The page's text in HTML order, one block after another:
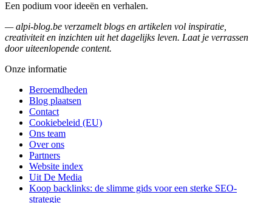
Een podium voor ideeën en verhalen.
— alpi-blog.be verzamelt blogs en artikelen vol inspiratie,
creativiteit en inzichten uit het dagelijks leven. Laat je verrassen
door uiteenlopende content.
Onze informatie
Beroemdheden
Blog plaatsen
Contact
Cookiebeleid (EU)
Ons team
Over ons
Partners
Website index
Uit De Media
Koop backlinks: de slimme gids voor een sterke SEO-
strategie